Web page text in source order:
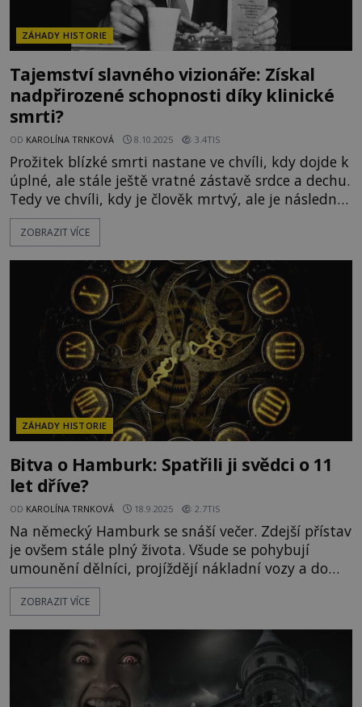
ZÁHADY HISTORIE
Tajemství slavného vizionáře: Získal
nadpřirozené schopnosti díky klinické
smrti?
OD KAROLÍNA TRNKOVÁ 8.10.2025 3.4TIS
Prožitek blízké smrti nastane ve chvíli, kdy dojde k
úplné, ale stále ještě vratné zástavě srdce a dechu.
Tedy ve chvíli, kdy je člověk mrtvý, ale je následně
například defibrilátorem navrácen zpět do života.
Podle některých názorů prožitek blízké smrti může
Typickým příkladem je prý americký novinář
William Dudley Pelley (1890–1965), který má svou
mimot
ZOBRAZIT VÍCE
ZÁHADY HISTORIE
Bitva o Hamburk: Spatřili ji svědci o 11
let dříve?
OD KAROLÍNA TRNKOVÁ 18.9.2025 2.7TIS
Na německý Hamburk se snáší večer. Zdejší přístav
je ovšem stále plný života. Všude se pohybují
umounění dělníci, projíždějí nákladní vozy a do
řevu racků a hučení lodí, houpajících se na vodě,
pokřikují námořníci, kteří právě připluli. Toho dne
novinářů – reportér J. Bernard Hutton a fotograf
Joachim Brandt. A narazí přitom na něco, čím se
ZOBRAZIT VÍCE